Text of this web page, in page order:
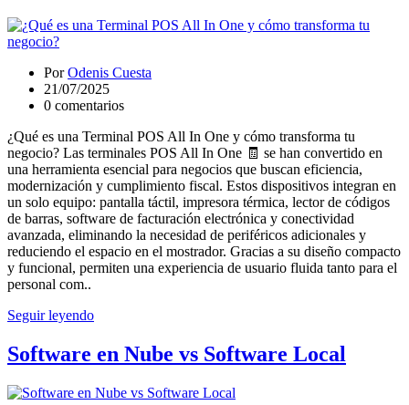
PorOdenis Cuesta
21/07/2025
0 comentarios
¿Qué es una Terminal POS All In One y cómo transforma tu
negocio? Las terminales POS All In One 🧾 se han convertido en
una herramienta esencial para negocios que buscan eficiencia,
modernización y cumplimiento fiscal. Estos dispositivos integran en
un solo equipo: pantalla táctil, impresora térmica, lector de códigos
de barras, software de facturación electrónica y conectividad
avanzada, eliminando la necesidad de periféricos adicionales y
reduciendo el espacio en el mostrador. Gracias a su diseño compacto
y funcional, permiten una experiencia de usuario fluida tanto para el
personal com..
Seguir leyendo
Software en Nube vs Software Local